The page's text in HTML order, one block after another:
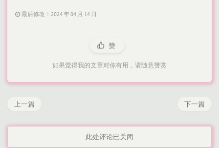
最后修改：2024 年 04 月 14 日
赞
如果觉得我的文章对你有用，请随意赞赏
下一篇
上一篇
此处评论已关闭